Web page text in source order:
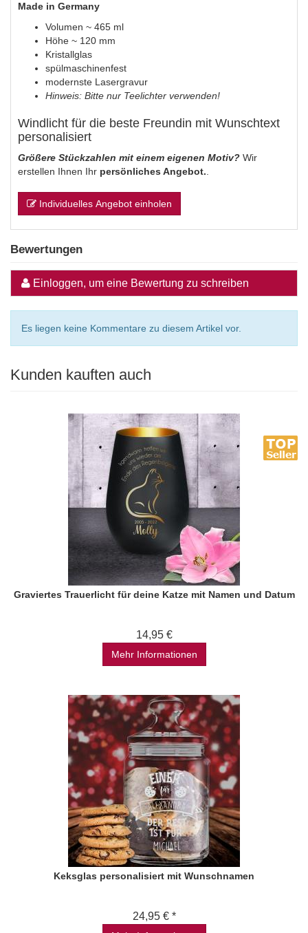
Made in Germany
Volumen ~ 465 ml
Höhe ~ 120 mm
Kristallglas
spülmaschinenfest
modernste Lasergravur
Hinweis: Bitte nur Teelichter verwenden!
Windlicht für die beste Freundin mit Wunschtext
personalisiert
Größere Stückzahlen mit einem eigenen Motiv? Wir
erstellen Ihnen Ihr persönliches Angebot.
Individuelles Angebot einholen
Bewertungen
Einloggen, um eine Bewertung zu schreiben
Es liegen keine Kommentare zu diesem Artikel vor.
Kunden kauften auch
Graviertes Trauerlicht für deine Katze mit Namen und Datum
14,95 €
Mehr Informationen
Keksglas personalisiert mit Wunschnamen
24,95 € *